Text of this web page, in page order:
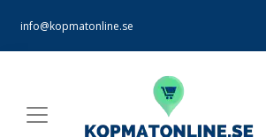
info@kopmatonline.se